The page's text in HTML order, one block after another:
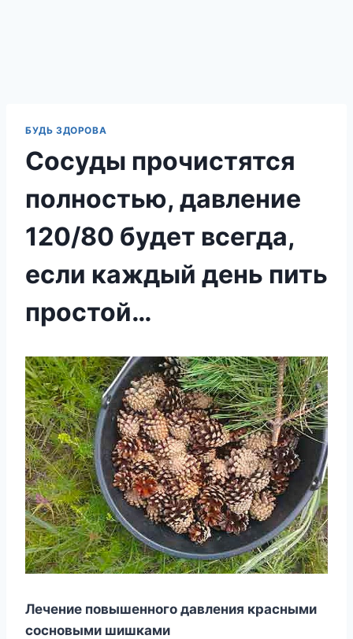
БУДЬ ЗДОРОВА
Сосуды прочистятся
полностью, давление
120/80 будет всегда,
если каждый день пить
простой…
Лечение повышенного давления красными
сосновыми шишками